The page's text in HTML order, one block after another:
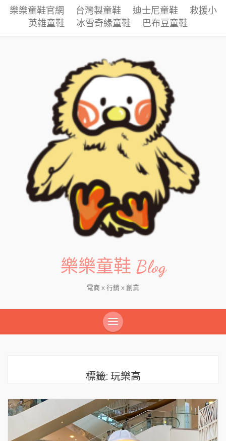
樂樂童鞋官網 台灣製童鞋 迪士尼童鞋
救援小
英雄童鞋
冰雪奇緣童鞋 巴布豆童鞋
樂樂童鞋 Blog
電商 x 行銷 x 創業
標籤: 玩樂高